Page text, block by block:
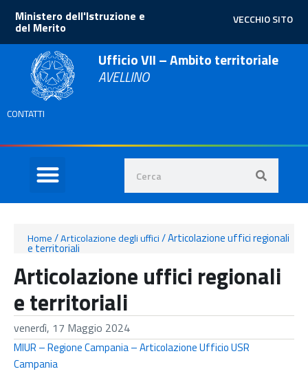
VECCHIO SITO
Ministero dell'Istruzione e
del Merito
Ufficio VII – Ambito territoriale
AVELLINO
CONTATTI
Home/Articolazione degli uffici/Articolazione uffici regionali
e territoriali
Articolazione uffici regionali
e territoriali
venerdì, 17 Maggio 2024
MIUR – Regione Campania – Articolazione Ufficio USR
Campania